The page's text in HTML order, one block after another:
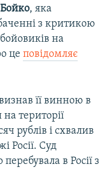
, яка
з критикою
на
це повідомляє
її винною в
території
рублів і схвалив
Росії. Суд
в Росії з